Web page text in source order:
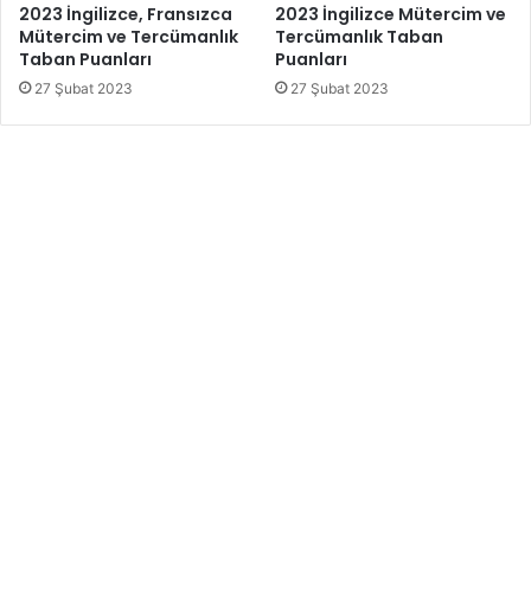
2023 İngilizce, Fransızca
Mütercim ve Tercümanlık
Taban Puanları
27 Şubat 2023
2023 İngilizce Mütercim ve
Tercümanlık Taban
Puanları
27 Şubat 2023